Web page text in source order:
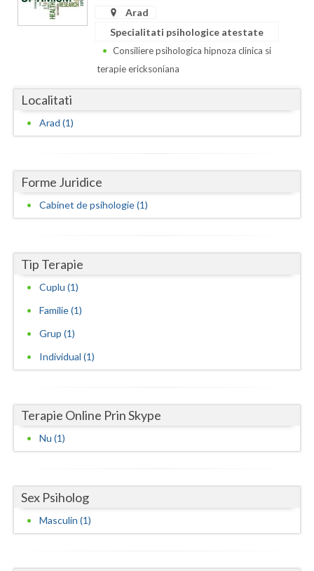
Constanta
Dolj
Galati
Gorj
Harghita
Ialomita
Ilfov
Maramures
Mures
Neamt
Prahova
Salaj
Arad
Specialitati psihologice atestate
Consiliere psihologica hipnoza clinica si
terapie ericksoniana
Localitati
Arad (1)
Forme Juridice
Cabinet de psihologie (1)
Tip Terapie
Cuplu (1)
Familie (1)
Grup (1)
Individual (1)
Terapie Online Prin Skype
Nu (1)
Sex Psiholog
Masculin (1)